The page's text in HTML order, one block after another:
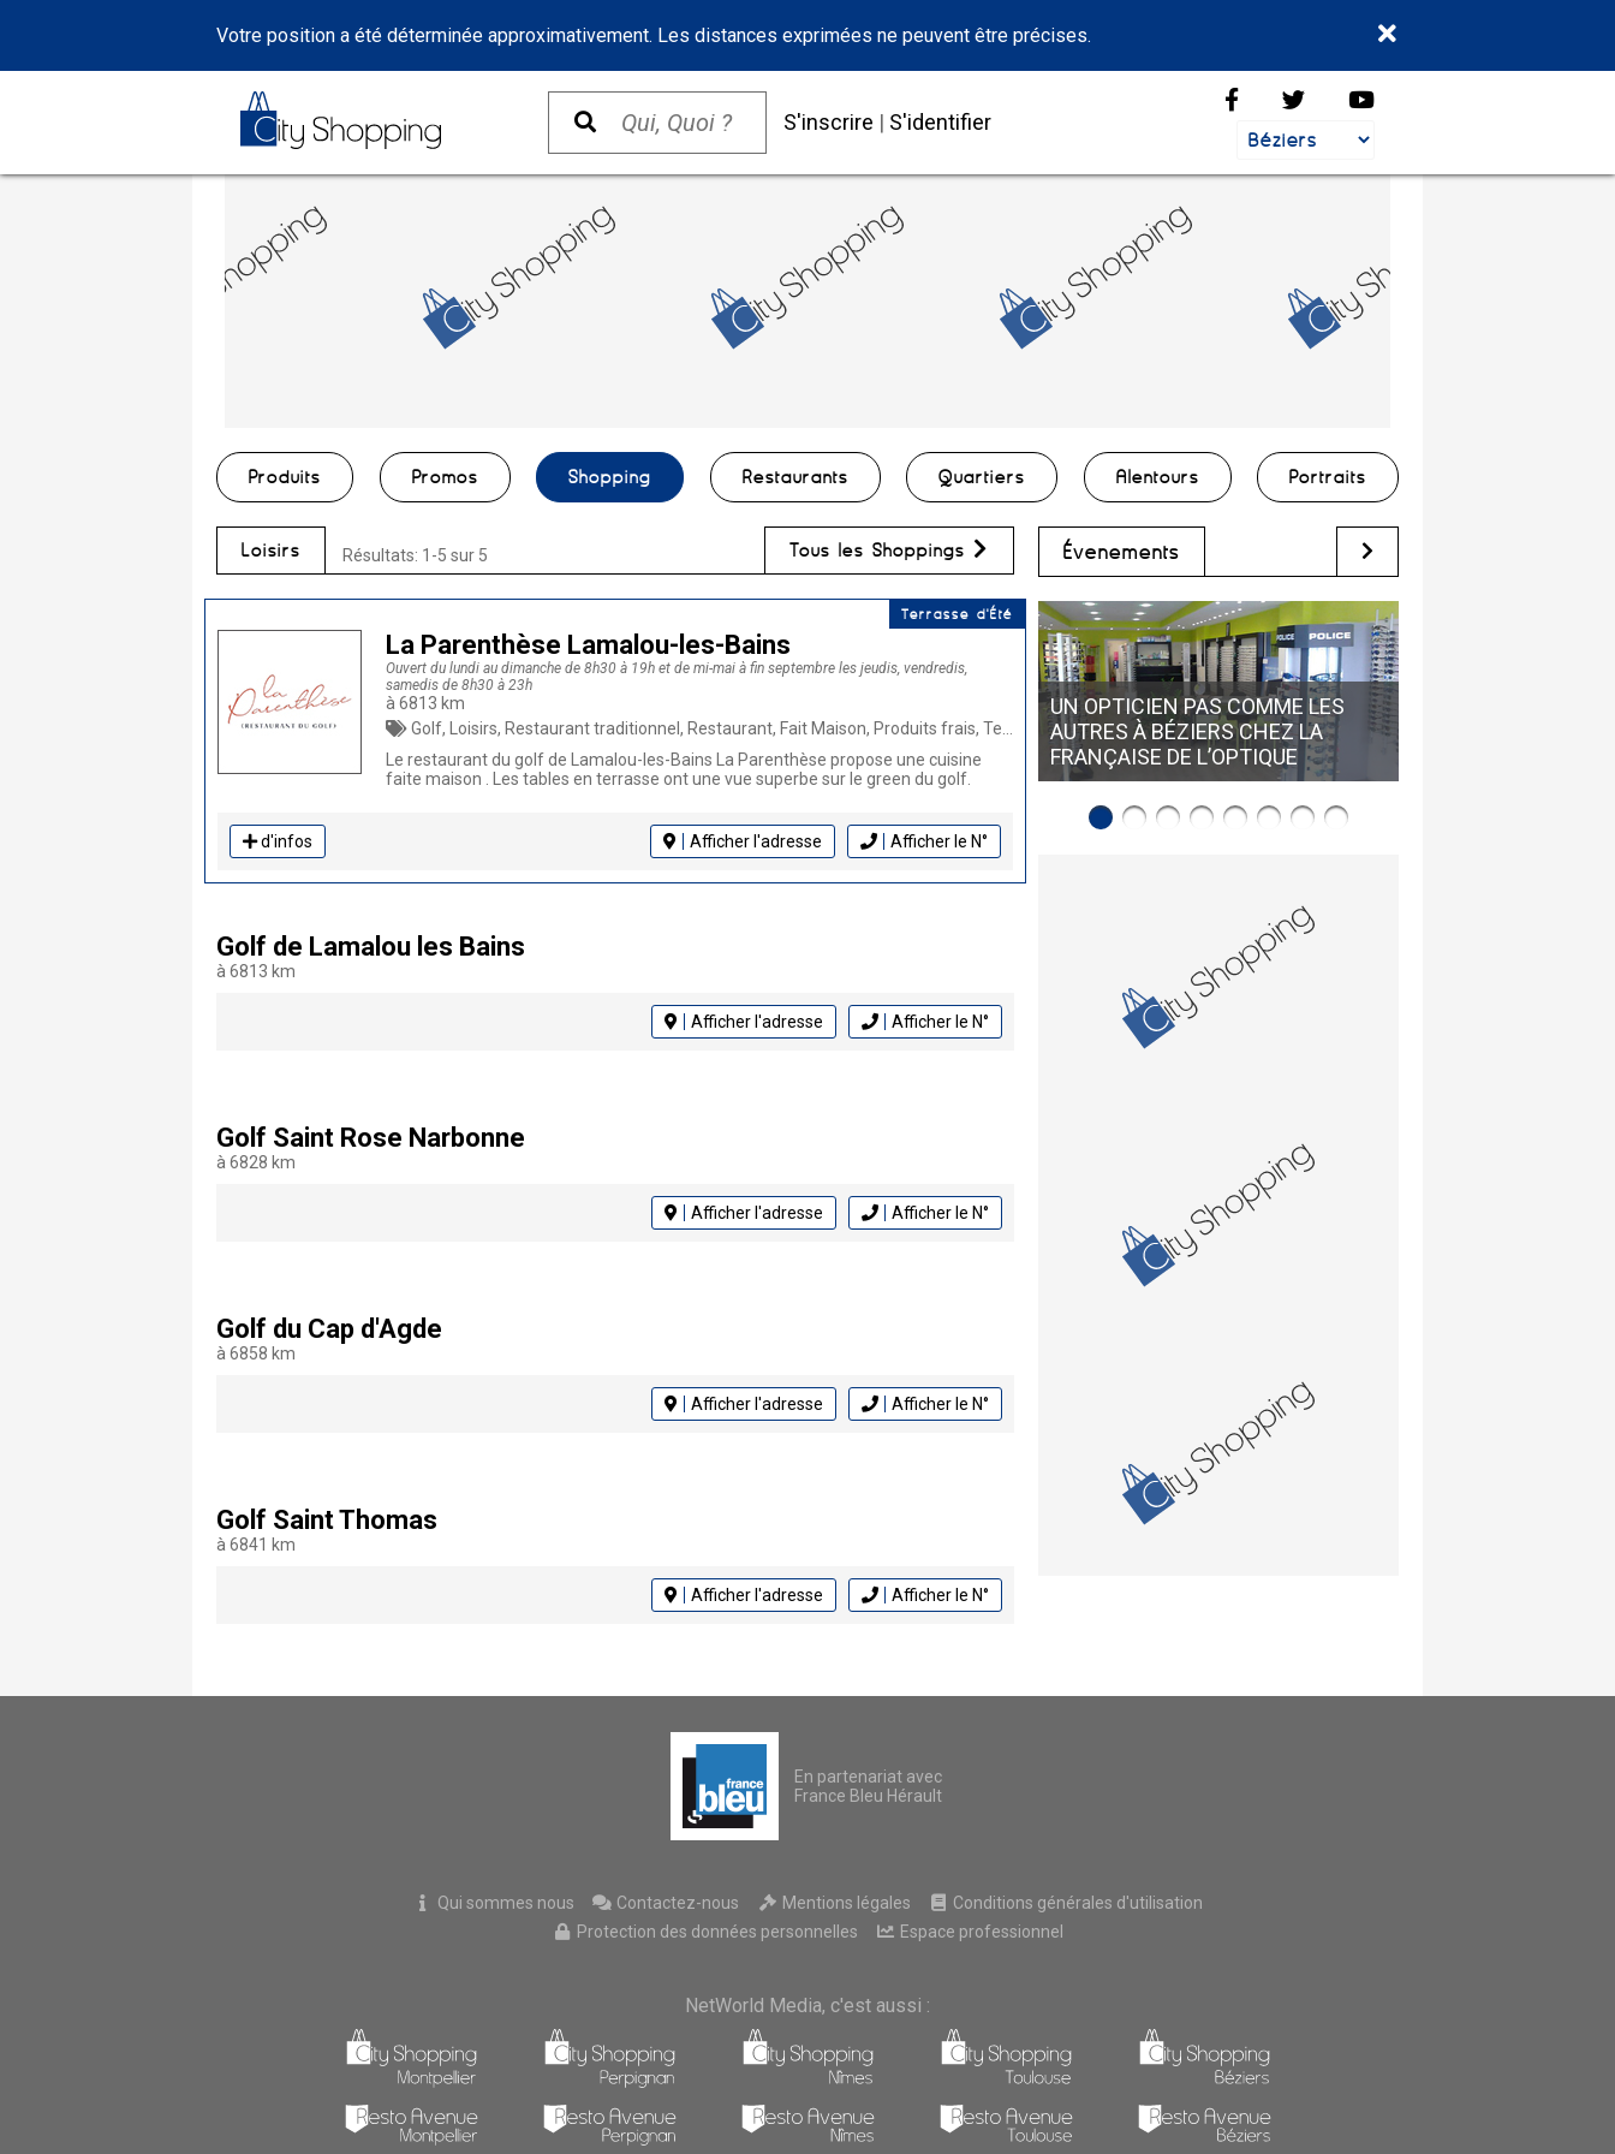
Votre position a été déterminée approximativement. Les distances exprimées ne peuvent être précises.
S'inscrire | S'identifier
Produits Promos Shopping Restaurants Quartiers Alentours Portraits
Loisirs Résultats: 1-5 sur 5 Tous les Shoppings
Terrasse d'Été
La Parenthèse Lamalou-les-Bains
Ouvert du lundi au dimanche de 8h30 à 19h et de mi-mai à fin septembre les jeudis, vendredis,
samedis de 8h30 à 23h
à 6813 km
Golf, Loisirs, Restaurant traditionnel, Restaurant, Fait Maison, Produits frais, Terrasse, Poissons et coquillages, Cuisine française, Burger, Grillades
Le restaurant du golf de Lamalou-les-Bains La Parenthèse propose une cuisine
faite maison . Les tables en terrasse ont une vue superbe sur le green du golf.
d'infos Afficher l'adresse Afficher le N°
Golf de Lamalou les Bains
à 6813 km
Afficher l'adresse Afficher le N°
Golf Saint Rose Narbonne
à 6828 km
Afficher l'adresse Afficher le N°
Golf du Cap d'Agde
à 6858 km
Afficher l'adresse Afficher le N°
Golf Saint Thomas
à 6841 km
Afficher l'adresse Afficher le N°
Évènements
UN OPTICIEN PAS COMME LES
AUTRES À BÉZIERS CHEZ LA
FRANÇAISE DE L’OPTIQUE
En partenariat avec
France Bleu Hérault
Qui sommes nous Contactez-nous Mentions légales
Conditions générales d'utilisation
Protection des données personnelles
Espace professionnel
NetWorld Media, c'est aussi :